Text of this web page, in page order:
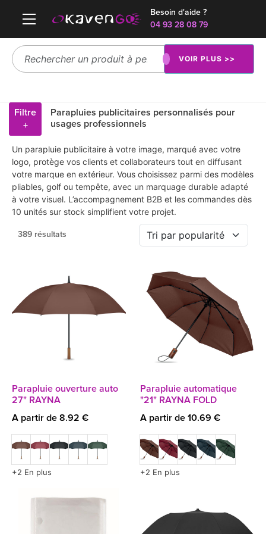
Besoin d'aide ?
04 93 28 08 79
VOIR PLUS >>
Filtre
+
Parapluies publicitaires personnalisés pour
usages professionnels
Un parapluie publicitaire à votre image, marqué avec votre
logo, protège vos clients et collaborateurs tout en diffusant
votre marque en extérieur. Vous choisissez parmi des modèles
pliables, golf ou tempête, avec un marquage durable adapté
à votre visuel. L’accompagnement B2B et les commandes dès
10 unités sur stock simplifient votre projet.
389 résultats
Parapluie ouverture auto
27" RAYNA
A partir de 8.92 €
+2 En plus
Parapluie automatique
"21" RAYNA FOLD
A partir de 10.69 €
+2 En plus